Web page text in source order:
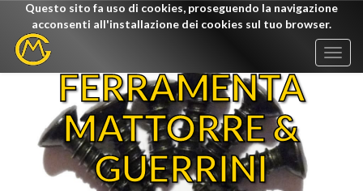
Questo sito fa uso di cookies, proseguendo la navigazione
acconsenti all'installazione dei cookies sul tuo browser.
FERRAMENTA
MATTORRE &
GUERRINI